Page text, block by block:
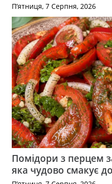
П’ятниця, 7 Серпня, 2026
Помідори з перцем
яка чудово смакує